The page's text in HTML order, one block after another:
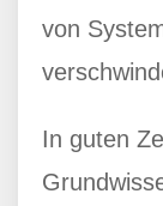
von
In guten